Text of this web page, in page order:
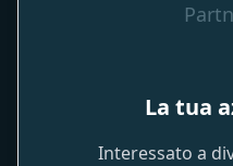
La tua
Interessato a